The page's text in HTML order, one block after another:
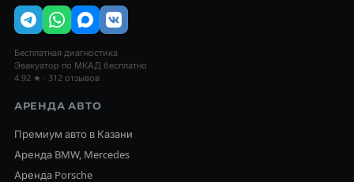
Бесплатная диагностика
Эвакуатор по МКАД бесплатно
4.92 ★ · 312 отзывов
АРЕНДА АВТО
Премиум авто в Казани
Аренда BMW, Mercedes
Аренда Porsche